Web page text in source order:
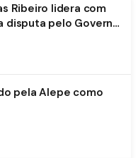
Ribeiro lidera com
disputa pelo Governo
pela Alepe como